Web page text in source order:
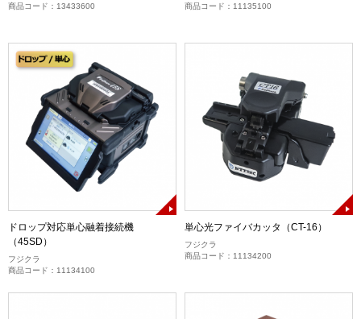
商品コード：13433600
商品コード：11135100
ドロップ対応単心融着接続機
（45SD）
フジクラ
商品コード：11134100
単心光ファイバカッタ（CT-16）
フジクラ
商品コード：11134200